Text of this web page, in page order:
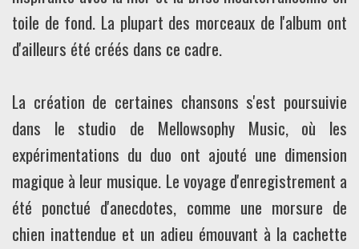
toile de fond. La plupart des morceaux de l'album ont
d'ailleurs été créés dans ce cadre.
La création de certaines chansons s'est poursuivie
dans le studio de Mellowsophy Music, où les
expérimentations du duo ont ajouté une dimension
magique à leur musique. Le voyage d'enregistrement a
été ponctué d'anecdotes, comme une morsure de
chien inattendue et un adieu émouvant à la cachette